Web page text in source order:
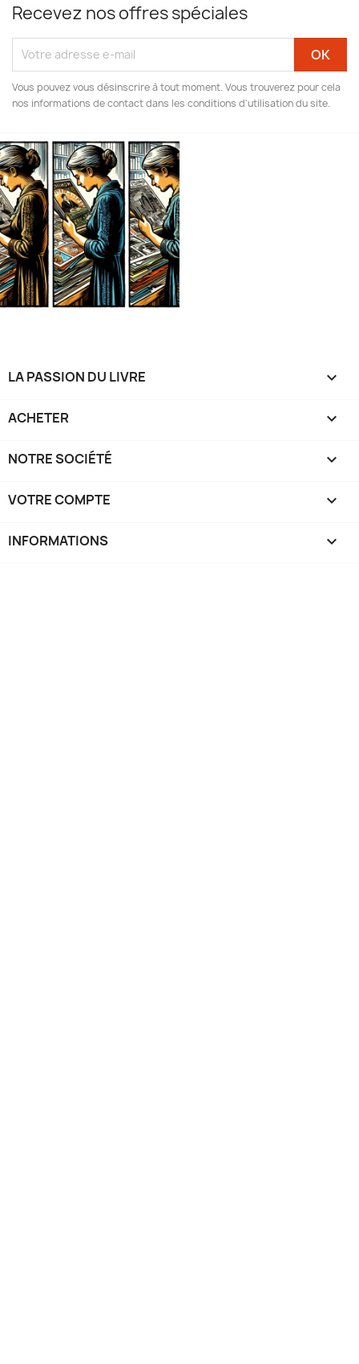
Recevez nos offres spéciales
Vous pouvez vous désinscrire à tout moment. Vous trouverez pour cela
nos informations de contact dans les conditions d'utilisation du site.
LA PASSION DU LIVRE 
ACHETER 
NOTRE SOCIÉTÉ 
VOTRE COMPTE 
INFORMATIONS keyboard_arrow_down